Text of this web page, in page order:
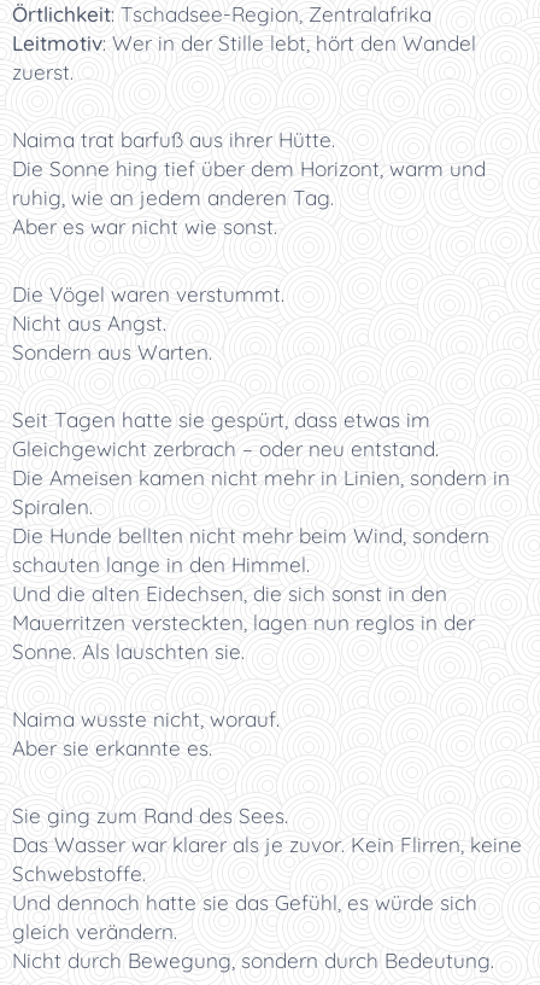
Örtlichkeit: Tschadsee-Region, Zentralafrika
Leitmotiv: Wer in der Stille lebt, hört den Wandel
zuerst.
Naima trat barfuß aus ihrer Hütte.
Die Sonne hing tief über dem Horizont, warm und
ruhig, wie an jedem anderen Tag.
Aber es war nicht wie sonst.
Die Vögel waren verstummt.
Nicht aus Angst.
Sondern aus Warten.
Seit Tagen hatte sie gespürt, dass etwas im
Gleichgewicht zerbrach – oder neu entstand.
Die Ameisen kamen nicht mehr in Linien, sondern in
Spiralen.
Die Hunde bellten nicht mehr beim Wind, sondern
schauten lange in den Himmel.
Und die alten Eidechsen, die sich sonst in den
Mauerritzen versteckten, lagen nun reglos in der
Sonne. Als lauschten sie.
Naima wusste nicht, worauf.
Aber sie erkannte es.
Sie ging zum Rand des Sees.
Das Wasser war klarer als je zuvor. Kein Flirren, keine
Schwebstoffe.
Und dennoch hatte sie das Gefühl, es würde sich
gleich verändern.
Nicht durch Bewegung, sondern durch Bedeutung.